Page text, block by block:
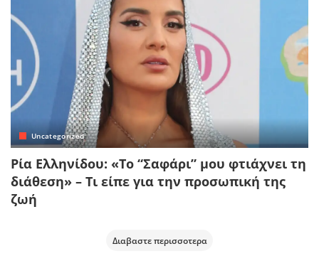
Uncategorized
Ρία Ελληνίδου: «Το “Σαφάρι” μου φτιάχνει τη
διάθεση» – Τι είπε για την προσωπική της
ζωή
Διαβαστε περισσοτερα